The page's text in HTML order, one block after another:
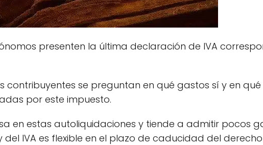
presenten la última declaración de IVA
contribuyentes se preguntan en qué gastos sí y en
por este impuesto.
en estas autoliquidaciones y tiende a admitir pocos
del IVA es flexible en el plazo de caducidad del